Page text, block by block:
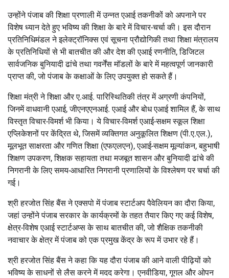
उन्होंने पंजाब की शिक्षा प्रणाली में उन्नत एआई तकनीकों को अपनाने पर
विशेष ध्यान देते हुए भविष्य की शिक्षा के बारे में विचार-चर्चा की। इस दौरान
प्रतिनिधिमंडल ने इलेक्ट्रॉनिक्स एवं सूचना प्रौद्योगिकी तथा शिक्षा मंत्रालय
के प्रतिनिधियों से भी बातचीत की और देश की एआई रणनीति, डिजिटल
सार्वजनिक बुनियादी ढांचे तथा गवर्नेंस मॉडलों के बारे में महत्वपूर्ण जानकारी
प्राप्त की, जो पंजाब के कक्षाओं के लिए उपयुक्त हो सकते हैं।
शिक्षा मंत्री ने शिक्षा और ए.आई. पारिस्थितिकी तंत्र में अग्रणी कंपनियों,
जिनमें वाधवानी एआई, जीएनएएनआई. एआई और बोध एआई शामिल हैं, के साथ
विस्तृत विचार-विमर्श भी किया। ये विचार-विमर्श एआई-सक्षम स्कूल शिक्षा
एप्लिकेशनों पर केंद्रित थे, जिसमें व्यक्तिगत अनुकूलित शिक्षण (पी.ए.एल.),
मूलभूत साक्षरता और गणित शिक्षा (एफएलएन), एआई-सक्षम मूल्यांकन, बहुभाषी
शिक्षण उपकरण, शिक्षक सहायता तथा मजबूत शासन और बुनियादी ढांचे की
निगरानी के लिए समय-आधारित निगरानी प्रणालियों के विश्लेषण पर चर्चा की
गई।
श्री हरजोत सिंह बैंस ने एक्सपो में पंजाब स्टार्टअप पैवेलियन का दौरा किया,
जहां उन्होंने पंजाब सरकार के कार्यक्रमों के तहत तैयार किए गए कई विशेष,
क्षेत्र-विशेष एआई स्टार्टअप्स के साथ बातचीत की, जो शैक्षिक तकनीकी
नवाचार के क्षेत्र में पंजाब को एक प्रमुख केंद्र के रूप में उभार रहे हैं।
श्री हरजोत सिंह बैंस ने कहा कि यह दौरा पंजाब की आने वाली पीढ़ियों को
भविष्य के साधनों से लैस करने में मदद करेगा। एनवीडिया, गूगल और ओपन